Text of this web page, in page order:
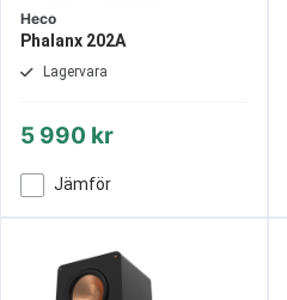
Heco
Phalanx 202A
Lagervara
5 990 kr
Jämför